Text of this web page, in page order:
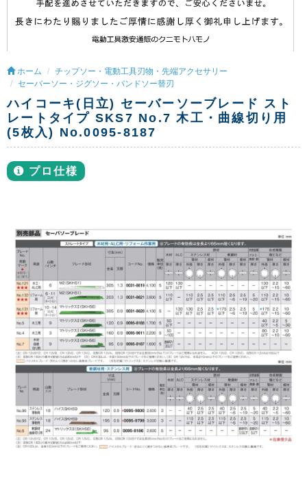
ホーム
チップソー・電動工具刃物・先端アクセサリー
セーバーソー・ジグソー・バンドソー替刃
ハイコーキ(日立) セーバーソーブレード スト
レートタイプ SKS7 No.7 木工・曲線切り用
(5枚入) No.0095-8187
プロ仕様